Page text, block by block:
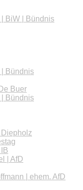
BiW | Bündnis
| Bündnis
Buer
| Bündnis
| AfD
| ehem. AfD